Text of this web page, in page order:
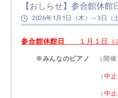
【おしらせ】参合館休館
2026年1月1日（木）～3日（土
参合館休館日 １月１日（木
※みんなのピアノ （開催
（ 中止
（ 中止